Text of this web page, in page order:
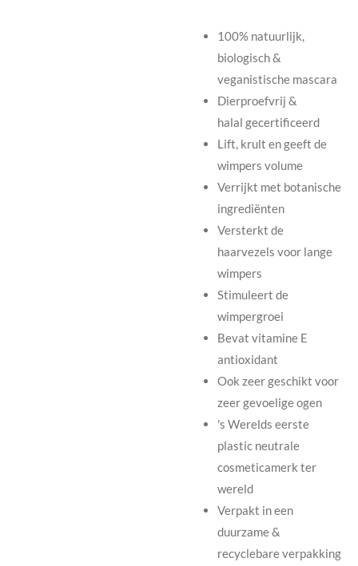
100% natuurlijk,
biologisch &
veganistische mascara
Dierproefvrij &
halal gecertificeerd
Lift, krult en geeft de
wimpers volume
Verrijkt met botanische
ingrediënten
Versterkt de
haarvezels voor lange
wimpers
Stimuleert de
wimpergroei
Bevat vitamine E
antioxidant
Ook zeer geschikt voor
zeer gevoelige ogen
's Werelds eerste
plastic neutrale
cosmeticamerk ter
wereld
Verpakt in een
duurzame &
recyclebare verpakking